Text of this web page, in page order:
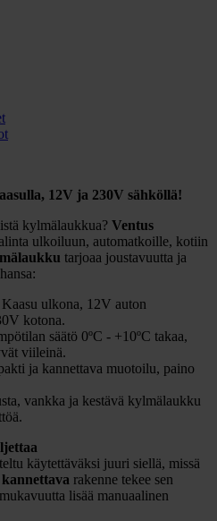
12V ja 230V sähköllä!
kylmälaukkua? Ventus
ulkoiluun, automatkoille, kotiin
tarjoaa joustavuutta ja
Kaasu ulkona, 12V auton
kotona.
säätö 0ºC - +10ºC takaa,
viileinä.
ja kannettava muotoilu, paino
vankka ja kestävä kylmälaukku
käytettäväksi juuri siellä, missä
rakenne tekee sen
lisää manuaalinen